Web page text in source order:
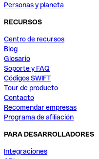
Personas y planeta
RECURSOS
Centro de recursos
Blog
Glosario
Soporte y FAQ
Códigos SWIFT
Tour de producto
Contacto
Recomendar empresas
Programa de afiliación
PARA DESARROLLADORES
Integraciones